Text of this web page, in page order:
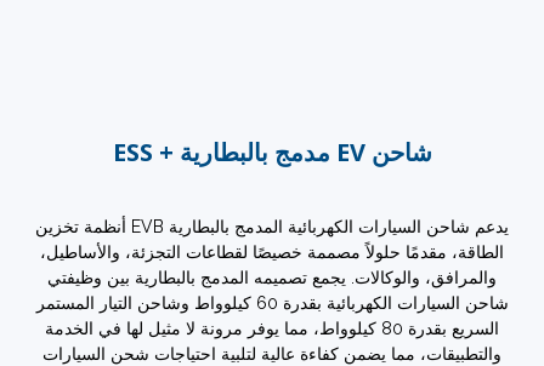
شاحن EV مدمج بالبطارية + ESS
يدعم شاحن السيارات الكهربائية المدمج بالبطارية EVB أنظمة تخزين
مقدمًا حلولاً مصممة خصيصًا لقطاعات التجزئة، والأساطيل،
والوكالات. يجمع تصميمه المدمج بالبطارية بين وظيفتي
شاحن السيارات الكهربائية بقدرة 60 كيلوواط وشاحن التيار المستمر
السريع بقدرة 80 كيلوواط، مما يوفر مرونة لا مثيل لها في الخدمة
مما يضمن كفاءة عالية لتلبية احتياجات شحن السيارات